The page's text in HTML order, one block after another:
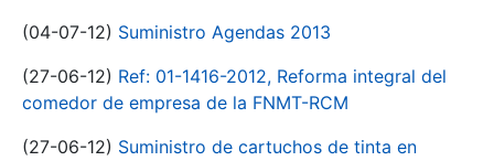
(04-07-12) Suministro Agendas 2013
(27-06-12) Ref: 01-1416-2012, Reforma integral del
comedor de empresa de la FNMT-RCM
(27-06-12) Suministro de cartuchos de tinta en